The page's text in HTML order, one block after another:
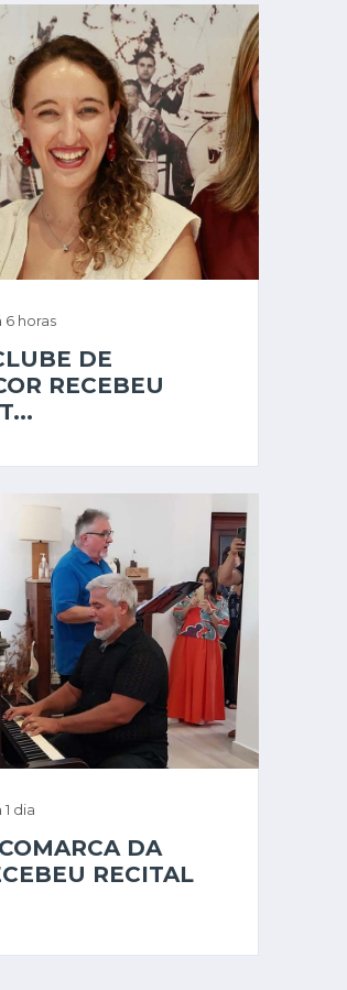
6 horas
DE
RECEBEU
1 dia
DA
RECITAL